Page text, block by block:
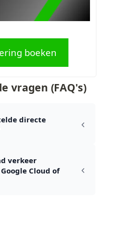
boeken
vragen (FAQ's)
directe
verkeer
Cloud of